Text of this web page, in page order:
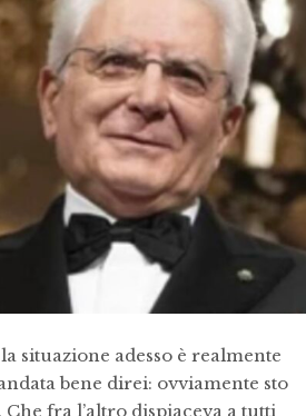
situazione adesso è realmente
bene direi: ovviamente sto
fra l’altro dispiaceva a tutti